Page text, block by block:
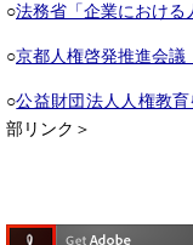
○法務省「企業における
○京都人権啓発推進会議
○公益財団法人人権教
部リンク＞